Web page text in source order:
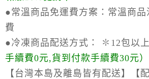
●常溫商品免運費方案： 常溫商品
費
●冷凍商品配送方式：
✽12包以
手續費0元,貨到付款手續費30元）
【台灣本島及離島皆有配送】【